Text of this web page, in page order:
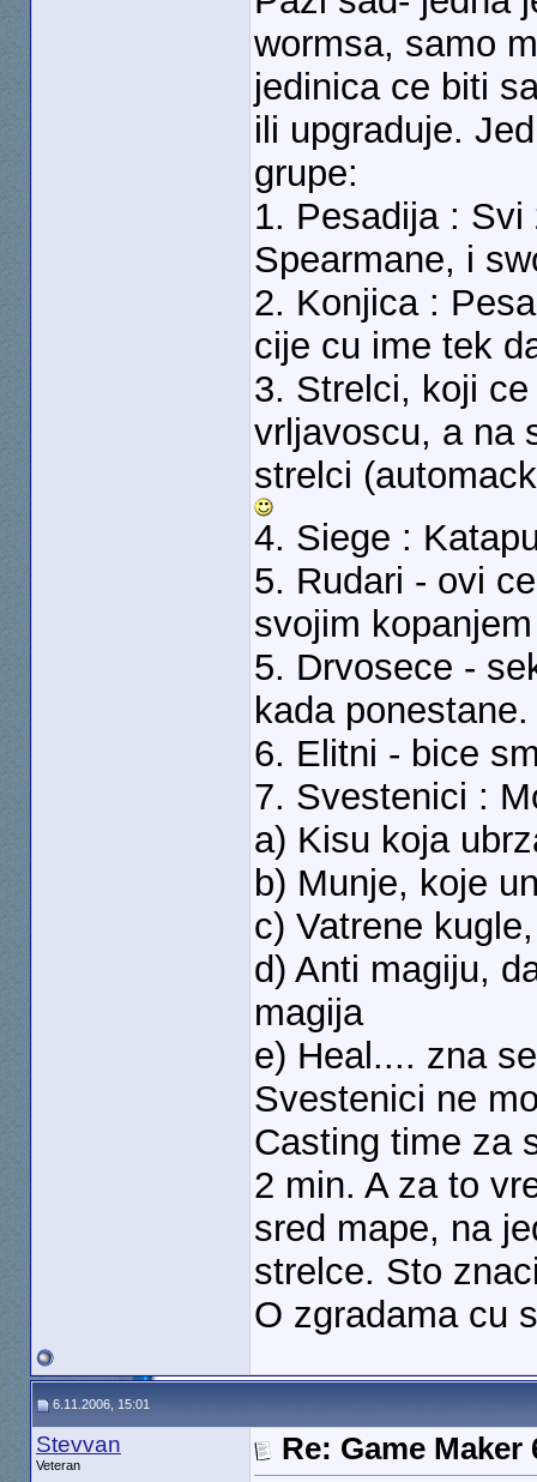
wormsa, samo
jedinica ce biti
ili upgraduje.
grupe:
1. Pesadija :
Spearmane, i
2. Konjica :
cije cu ime tek
3. Strelci, koji
vrljavoscu, a na
strelci
4. Siege :
5. Rudari - ovi
svojim
5. Drvosece -
kada ponestane.
6. Elitni - bice
7. Svestenici :
a) Kisu koja
b) Munje, koje
c) Vatrene
d) Anti magiju,
magija
e) Heal.... zna
Svestenici ne
Casting time za
2 min. A za to
sred mape, na
strelce. Sto
O zgradama cu
6.11.2006, 15:01
Stevvan
Veteran
Re: Game Maker